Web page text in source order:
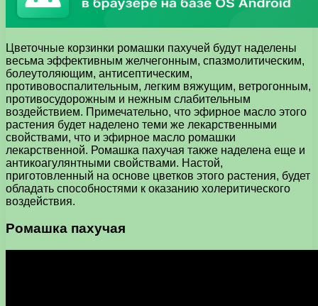
Цветочные корзинки ромашки пахучей будут наделены
весьма эффективным желчегонным, спазмолитическим,
болеутоляющим, антисептическим,
противовоспалительным, легким вяжущим, ветрогонным,
противосудорожным и нежным слабительным
воздействием. Примечательно, что эфирное масло этого
растения будет наделено теми же лекарственными
свойствами, что и эфирное масло ромашки
лекарственной. Ромашка пахучая также наделена еще и
антикоагулянтными свойствами. Настой,
приготовленный на основе цветков этого растения, будет
обладать способностями к оказанию холеритического
воздействия.
Ромашка пахучая